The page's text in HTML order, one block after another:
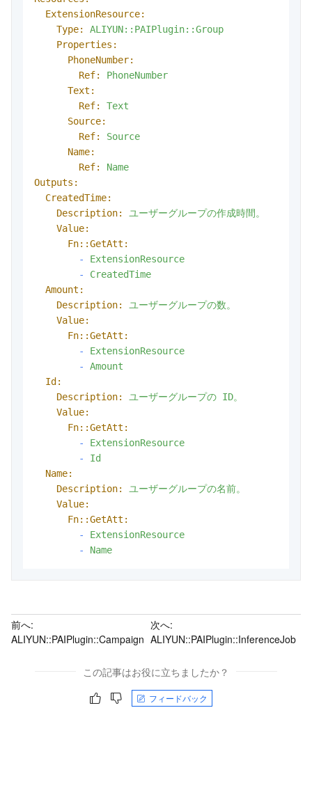
ExtensionResource:
Type:
ALIYUN::PAIPlugin::Group
Properties:
PhoneNumber:
Ref:
PhoneNumber
Text:
Ref:
Text
Source:
Ref:
Source
Name:
Ref:
Name
Outputs:
CreatedTime:
Description:
ユーザーグループの作成時間。
Value:
Fn::GetAtt:
-
ExtensionResource
-
CreatedTime
Amount:
Description:
ユーザーグループの数。
Value:
Fn::GetAtt:
-
ExtensionResource
-
Amount
Id:
Description:
ユーザーグループの ID。
Value:
Fn::GetAtt:
-
ExtensionResource
-
Id
Name:
Description:
ユーザーグループの名前。
Value:
Fn::GetAtt:
-
ExtensionResource
-
Name
前へ:
ALIYUN::PAIPlugin::Campaign
次へ:
ALIYUN::PAIPlugin::InferenceJob
この記事はお役に立ちましたか？
フィードバック